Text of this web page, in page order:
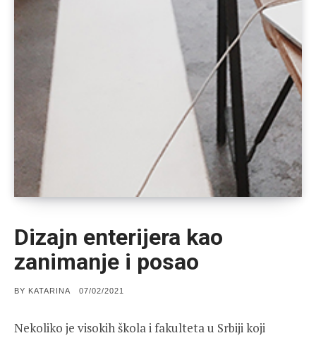
Dizajn enterijera kao
zanimanje i posao
BY KATARINA
POSTED
07/02/2021
Nekoliko je visokih škola i fakulteta u Srbiji koji